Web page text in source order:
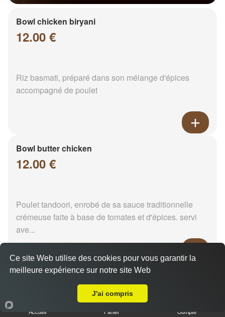
Bowl chicken biryani
12.00 €
Riz basmati, préparé dans son mélange d'épices
accompagné de poulet
Bowl butter chicken
12.00 €
Poulet tandoori, enrobé de sa sauce traditionnelle
crémeuse faite à base de tomates et d'épices. servi
ave...
Matter keema
Accueil Panier Compte
Ce site Web utilise des cookies pour vous garantir la
meilleure expérience sur notre site Web
J'ai compris